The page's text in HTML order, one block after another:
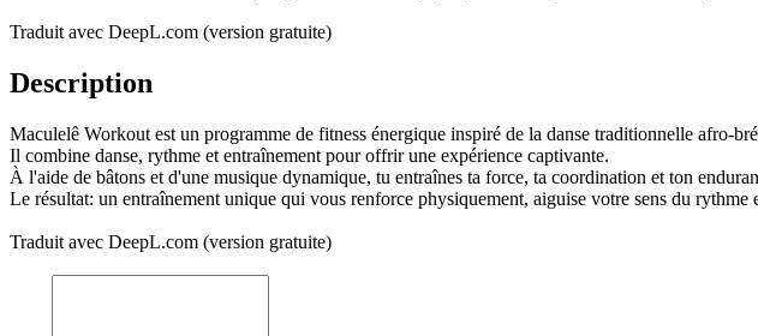
Traduit avec DeepL.com (version gratuite)
Description
Maculelê Workout est un programme de fitness énergique inspiré de la danse traditionnelle afro-
Il combine danse, rythme et entraînement pour offrir une expérience captivante.
À l'aide de bâtons et d'une musique dynamique, tu entraînes ta force, ta coordination et ton
Le résultat: un entraînement unique qui vous renforce physiquement, aiguise votre sens du
Traduit avec DeepL.com (version gratuite)